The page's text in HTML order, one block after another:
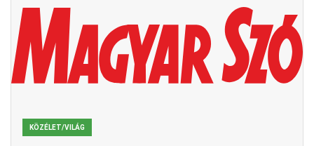
KÖZÉLET/VILÁG